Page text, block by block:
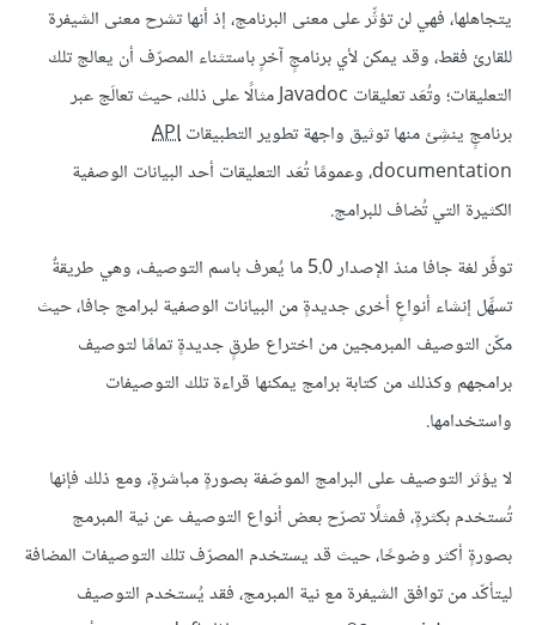
يتجاهلها، فهي لن تؤثِّر على معنى البرنامج، إذ أنها تشرح معنى الشيفرة
للقارئ فقط، وقد يمكن لأي برنامجٍ آخرٍ باستثناء المصرّف أن يعالج تلك
التعليقات؛ وتُعَد تعليقات Javadoc مثالًا على ذلك، حيث تعالَج عبر
برنامجٍ ينشِئ منها توثيق واجهة تطوير التطبيقاتAPI
documentation، وعمومًا تُعَد التعليقات أحد البيانات الوصفية
الكثيرة التي تُضاف للبرامج.
توفّر لغة جافا منذ الإصدار 5.0 ما يُعرف باسم التوصيف، وهي طريقةٌ
تسهِّل إنشاء أنواعٍ أخرى جديدةٍ من البيانات الوصفية لبرامج جافا، حيث
مكّن التوصيف المبرمجين من اختراع طرقٍ جديدةٍ تمامًا لتوصيف
برامجهم وكذلك من كتابة برامج يمكنها قراءة تلك التوصيفات
واستخدامها.
لا يؤثر التوصيف على البرامج الموصّفة بصورةٍ مباشرةٍ، ومع ذلك فإنها
تُستخدم بكثرةٍ، فمثلًا تصرّح بعض أنواع التوصيف عن نية المبرمج
بصورةٍ أكثر وضوحًا، حيث قد يستخدم المصرّف تلك التوصيفات المضافة
ليتأكّد من توافق الشيفرة مع نية المبرمج، فقد يُستخدم التوصيف